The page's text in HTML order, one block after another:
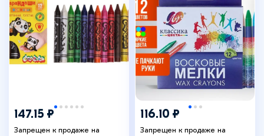
147.15 ₽
Запрещен к продаже на
116.10 ₽
Запрещен к продаже на